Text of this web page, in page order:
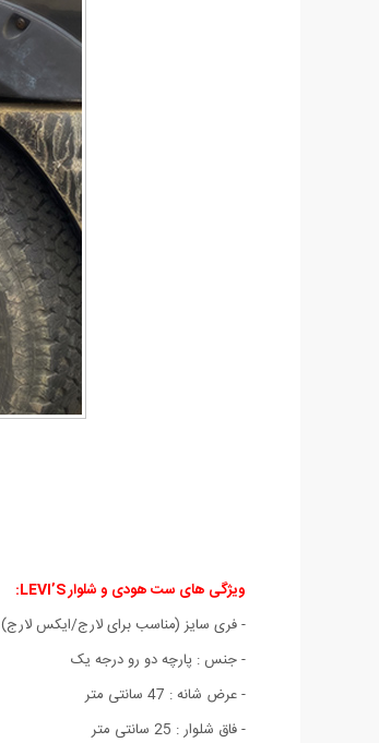
ویژگی های ست هودی و شلوار LEVI’S:
- فری سایز (مناسب برای لارج/ایکس لارج)
- جنس : پارچه دو رو درجه یک
- عرض شانه : 47 سانتی متر
- فاق شلوار : 25 سانتی متر